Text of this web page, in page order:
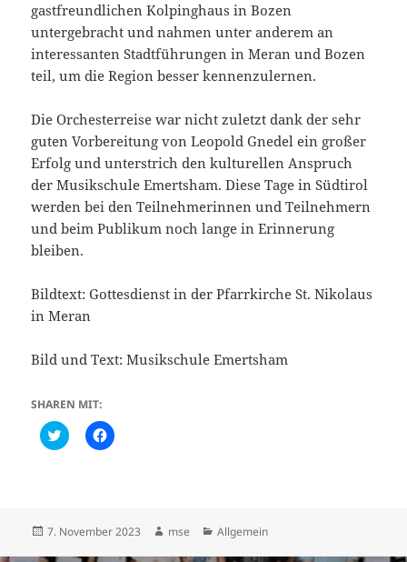
gastfreundlichen Kolpinghaus in Bozen
untergebracht und nahmen unter anderem an
interessanten Stadtführungen in Meran und Bozen
teil, um die Region besser kennenzulernen.
Die Orchesterreise war nicht zuletzt dank der sehr
guten Vorbereitung von Leopold Gnedel ein großer
Erfolg und unterstrich den kulturellen Anspruch
der Musikschule Emertsham. Diese Tage in Südtirol
werden bei den Teilnehmerinnen und Teilnehmern
und beim Publikum noch lange in Erinnerung
bleiben.
Bildtext: Gottesdienst in der Pfarrkirche St. Nikolaus
in Meran
Bild und Text: Musikschule Emertsham
SHAREN MIT:
C
l
h
a
K
l
a
u
Veröffentlicht
7. November 2023 Autor
mse Kategorien
Allgemein